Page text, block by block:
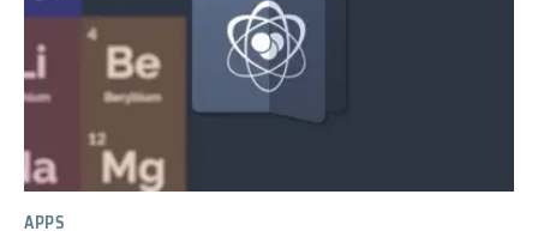
APPS